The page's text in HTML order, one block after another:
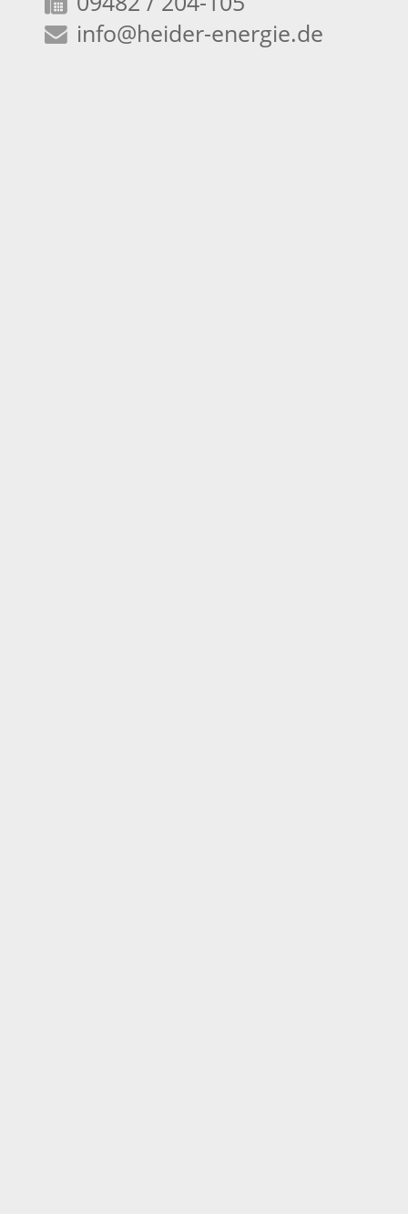
info@heider-energie.de